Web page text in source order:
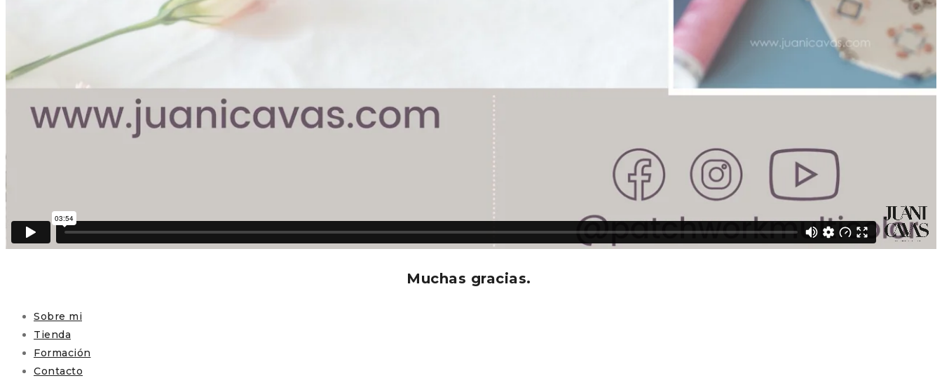
Muchas gracias.
Sobre mi
Tienda
Formación
Contacto